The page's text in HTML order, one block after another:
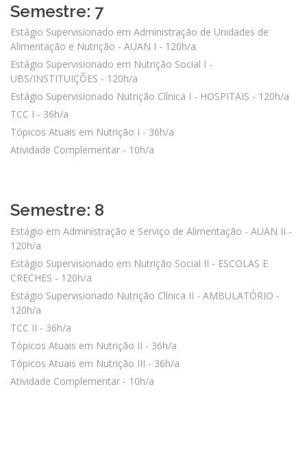
Semestre: 7
Estágio Supervisionado em Administração de Unidades de
Alimentação e Nutrição - AUAN I - 120h/a
Estágio Supervisionado em Nutrição Social I -
UBS/INSTITUIÇÕES - 120h/a
Estágio Supervisionado Nutrição Clínica I - HOSPITAIS - 120h/a
TCC I - 36h/a
Tópicos Atuais em Nutrição I - 36h/a
Atividade Complementar - 10h/a
Semestre: 8
Estágio em Administração e Serviço de Alimentação - AUAN II -
120h/a
Estágio Supervisionado em Nutrição Social II - ESCOLAS E
CRECHES - 120h/a
Estágio Supervisionado Nutrição Clínica II - AMBULATÓRIO -
120h/a
TCC II - 36h/a
Tópicos Atuais em Nutrição II - 36h/a
Tópicos Atuais em Nutrição III - 36h/a
Atividade Complementar - 10h/a